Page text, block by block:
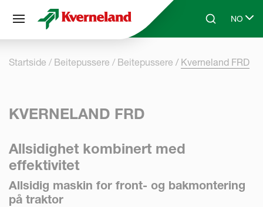
Skip to main contentSearchNO
Select
Startside Beitepussere Beitepussere Kverneland FRD
KVERNELAND FRD
Allsidighet kombinert med
effektivitet
Allsidig maskin for front- og bakmontering
på traktor
Panel for informasjonskapsler